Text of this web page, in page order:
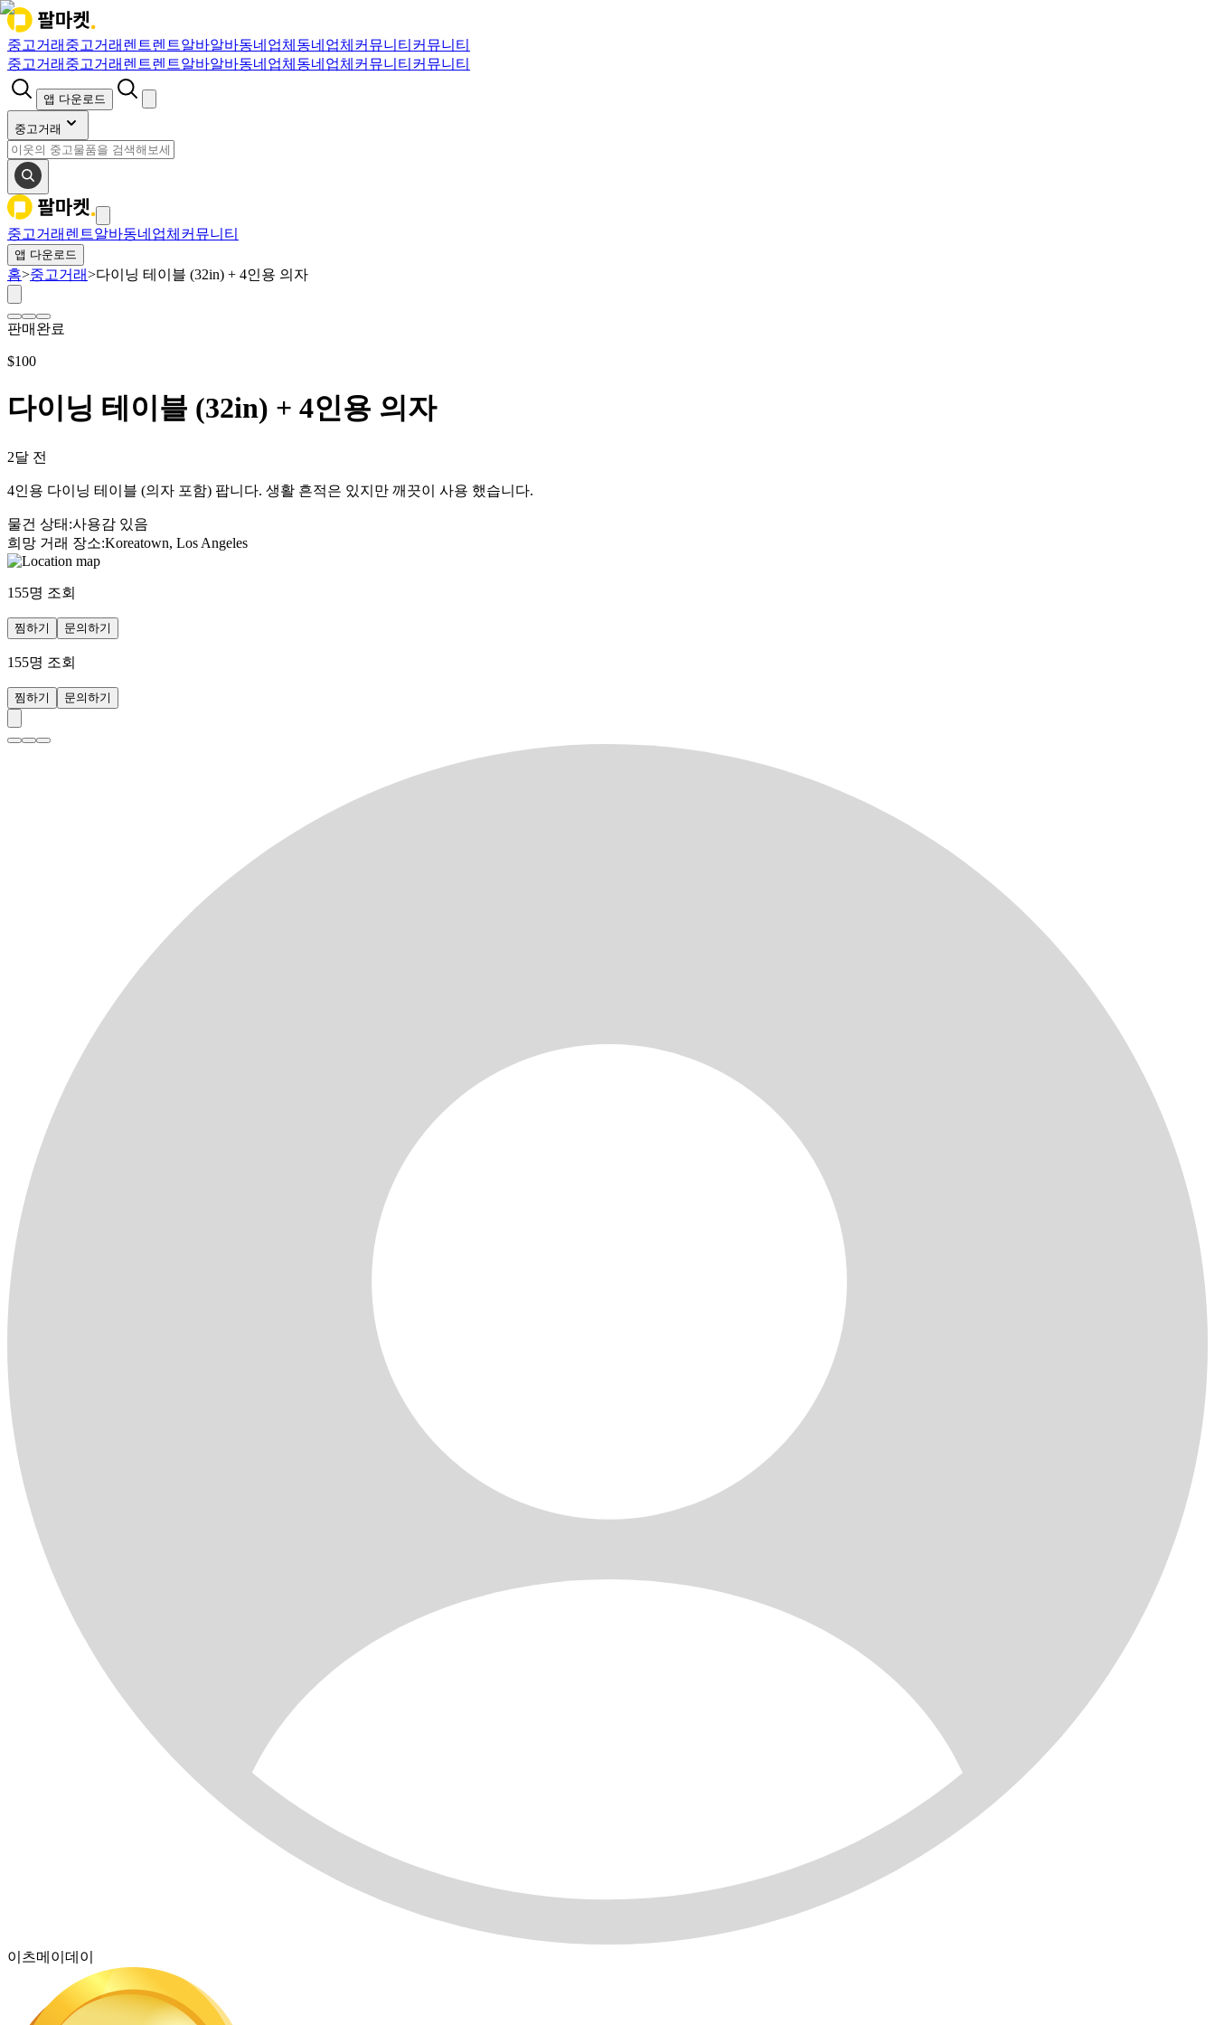
중고거래 중고거래 렌트렌트알바알바동네업체 동네업체 커뮤니티 커뮤니티
중고거래 중고거래 렌트렌트알바알바동네업체 동네업체 커뮤니티 커뮤니티
앱 다운로드
중고거래
중고거래 렌트알바동네업체 커뮤니티
앱 다운로드
홈>중고거래>다이닝 테이블 (32in) + 4인용 의자
판매완료
$100
다이닝 테이블 (32in) + 4인용 의자
2달 전
4인용 다이닝 테이블 (의자 포함) 팝니다. 생활 흔적은 있지만 깨끗이 사용 했습니다.
물건 상태 :사용감 있음
희망 거래 장소:Koreatown, Los Angeles
155명 조회
찜하기 문의하기
155명 조회
찜하기 문의하기
이츠메이데이